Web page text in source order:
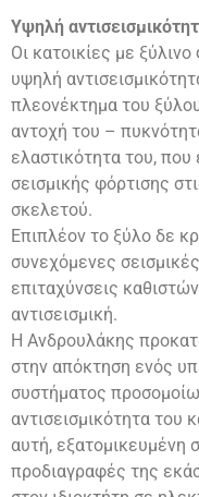
Υψηλή
Οι κατοικίες με
υψηλή
πλεονέκτημα του
αντοχή του –
ελαστικότητα του,
σεισμικής φόρτισης
σκελετού.
Επιπλέον το ξύλο δε
συνεχόμενες
επιταχύνσεις
αντισεισμική.
Η Ανδρουλάκης
στην απόκτηση ενός
συστήματος
αντισεισμικότητα του
αυτή, εξατομικευμένη
προδιαγραφές της